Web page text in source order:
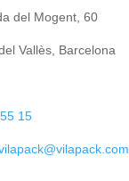
del Mogent, 60
Vallès, Barcelona
15